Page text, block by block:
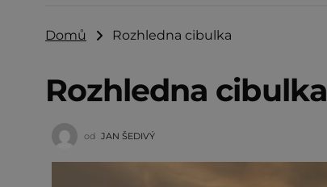
Domů Rozhledna cibulka
Rozhledna cibulka
od JAN ŠEDIVÝ